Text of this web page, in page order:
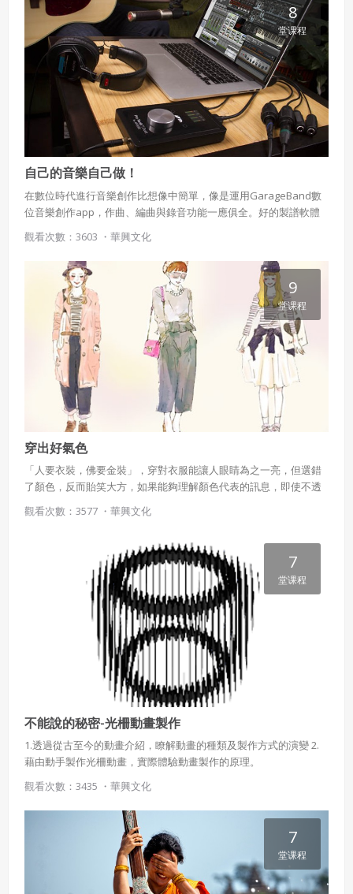
8
堂课程
自己的音樂自己做！
在數位時代進行音樂創作比想像中簡單，像是運用GarageBand數
位音樂創作app，作曲、編曲與錄音功能一應俱全。好的製譜軟體
式樂器音色，也能將現有樂譜掃描後匯入再進行後製。如果想再進
階一些，許多人選擇「宅錄」的方式把自己的歌聲或演奏錄下來，
只要準備幾樣器材，即可做出一定品質的音樂！
觀看次數：3603 ・ 華興文化
9
堂课程
穿出好氣色
「人要衣裝，佛要金裝」，穿對衣服能讓人眼睛為之一亮，但選錯
了顏色，反而貽笑大方，如果能夠理解顏色代表的訊息，即使不透
過對話，也能達到某種程度的溝通，本課程教導學生挑選適合自己
體型與膚色的顏色，打造舒服亮眼的外在，贏得好印象。
觀看次數：3577 ・ 華興文化
7
堂课程
不能說的秘密-光柵動畫製作
1.透過從古至今的動畫介紹，瞭解動畫的種類及製作方式的演變 2.
藉由動手製作光柵動畫，實際體驗動畫製作的原理。
觀看次數：3435 ・ 華興文化
7
堂课程